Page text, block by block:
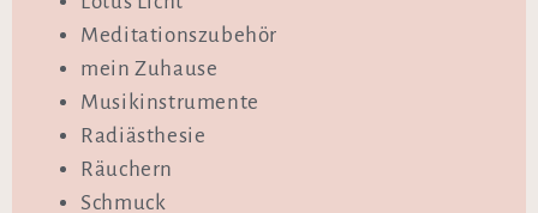
Meditationszubehör
mein Zuhause
Musikinstrumente
Radiästhesie
Räuchern
Schmuck